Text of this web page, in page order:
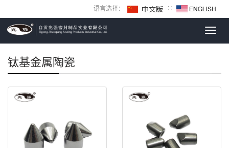
语言选择： ∷
钛基金属陶瓷